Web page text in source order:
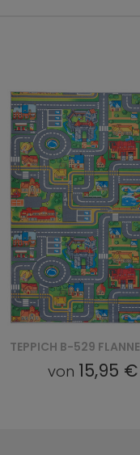
von 15,95 €